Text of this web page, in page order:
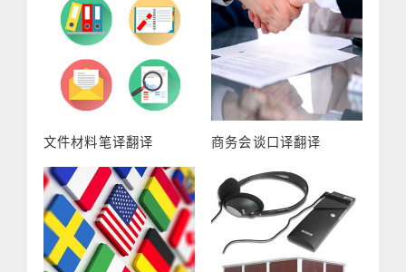
文件材料笔译翻译 商务会谈口译翻译